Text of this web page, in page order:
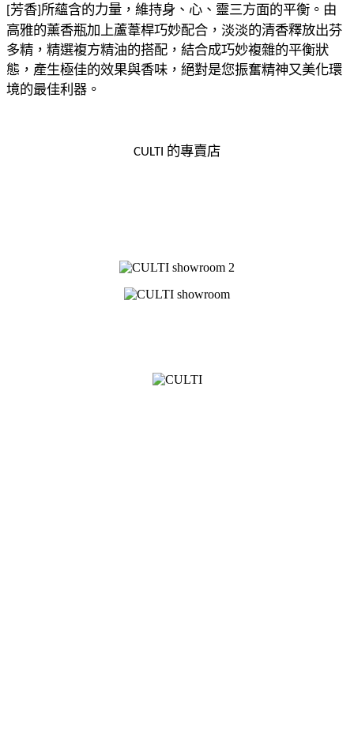
[芳香]所蘊含的力量，維持身、心、靈三方面的平衡。 由
高雅的薰香瓶加上蘆葦桿巧妙配合，淡淡的清香釋放出芬
多精，精選複方精油的搭配，結合成巧妙複雜的平衡狀
態，產生極佳的效果與香味，絕對是您振奮精神又美化環
境的最佳利器。
CULTI 的專賣店